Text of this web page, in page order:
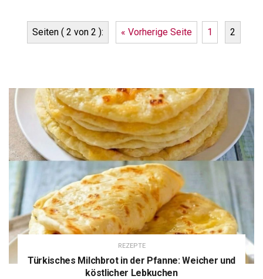
Seiten ( 2 von 2 ): « Vorherige Seite 1 2
REZEPTE
Türkisches Milchbrot in der Pfanne: Weicher und
köstlicher Lebkuchen